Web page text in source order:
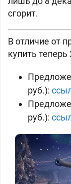
сгорит.
В отличие от
купить теперь
руб.):
руб.):